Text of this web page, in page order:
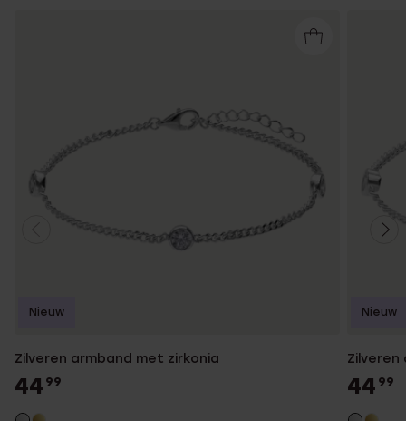
Zilveren armband met zirkonia
44 99
Nieuw
44 99
Nieuw